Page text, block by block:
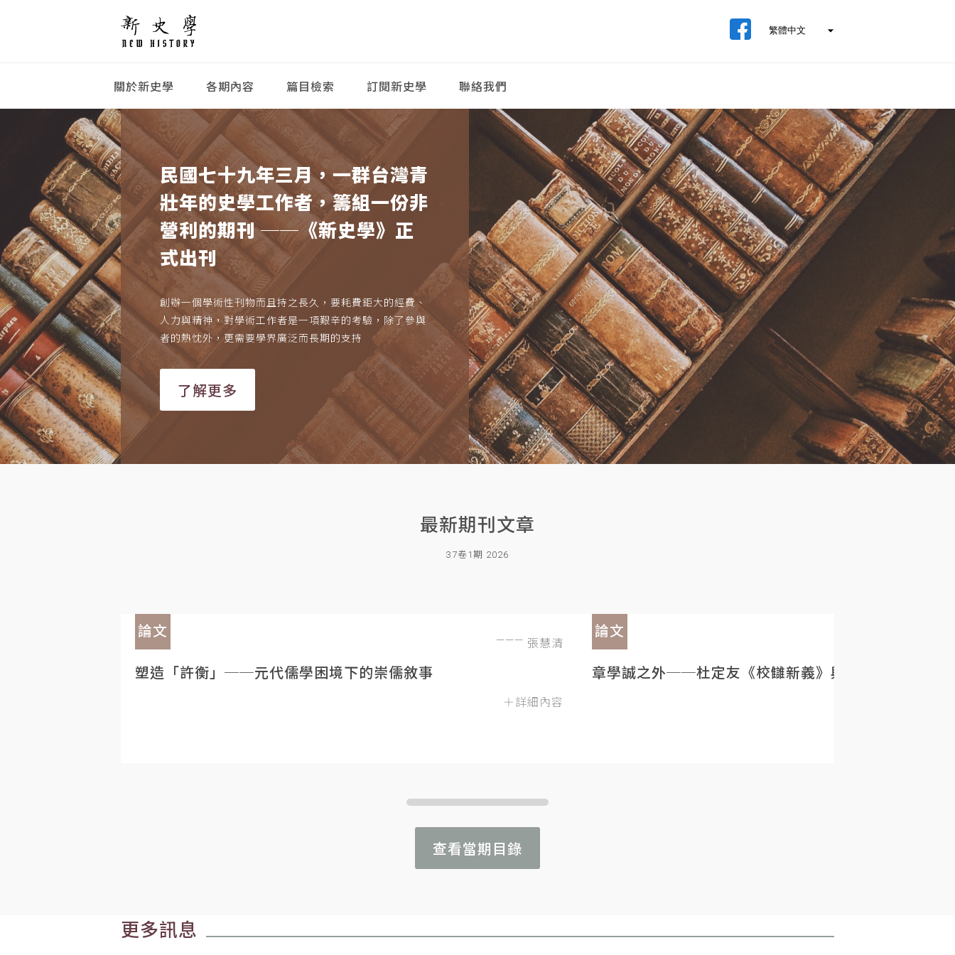
關於新史學 各期內容 篇目檢索 訂閱新史學 聯絡我們
民國七十九年三月，一群台灣青
壯年的史學工作者，籌組一份非
營利的期刊 ──《新史學》正
式出刊
創辦一個學術性刊物而且持之長久，要耗費鉅大的經費、
人力與精神，對學術工作者是一項艱辛的考驗，除了參與
者的熱忱外，更需要學界廣泛而長期的支持
了解更多
最新期刊文章
37卷1期 2026
論文
張慧清
塑造「許衡」──元代儒學困境下的崇儒敘事
＋詳細內容
論文
章學誠之外──杜定友《校讎新義》與民初目錄學的重
查看當期目錄
更多訊息